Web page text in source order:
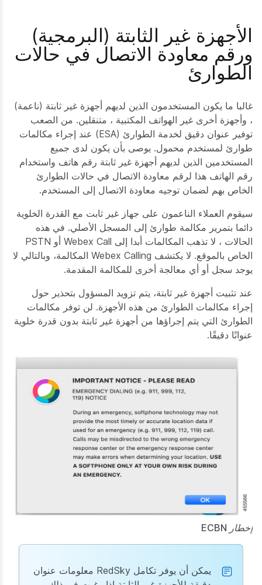
الأجهزة غير الثابتة (البرمجية)
ورقم معاودة الاتصال في حالات
الطوارئ
غالبا ما يكون المستخدمون الذين لديهم أجهزة غير ثابتة (ناعمة)
، وأجهزة أخرى غير الهواتف المكتبية ، متنقلين. من الصعب
توفير عنوان دقيق لخدمة الطوارئ (ESA) عند إجراء مكالمات
طوارئ لمستخدم محمول. يوصى بأن يكون لدى جميع
المستخدمين الذين لديهم أجهزة غير ثابتة رقم هاتف واستخدام
رقم الهاتف هذا لرقم معاودة الاتصال في حالات الطوارئ
الخاص بهم لضمان توجيه معاودة الاتصال إلى المستخدم.
سيقوم العملاء الناعمون على جهاز غير ثابت مع القدرة الخلوية
دائما بتمرير مكالمة طوارئ إلى المسجل الأصلي. في هذه
الحالات ، لا تذهب المكالمات أبدا إلى Webex Call أو PSTN
الخاص بالموقع. لا يكتشف Webex Calling المكالمة، وبالتالي لا
يوجد سجل أو أي معالجة أخرى للمكالمة المقدمة.
عند تثبيت أجهزة غير ثابتة، يتم تزويد المسؤول بتحذير حول
إجراء مكالمات الطوارئ من هذه الأجهزة. لن توفر مكالمات
الطوارئ التي يتم إجراؤها من أجهزة غير ثابتة بدون قدرة خلوية
عنوانًا دقيقًا.
إخطار ECBN
يمكن أن يوفر تكامل RedSky معلومات عنوان